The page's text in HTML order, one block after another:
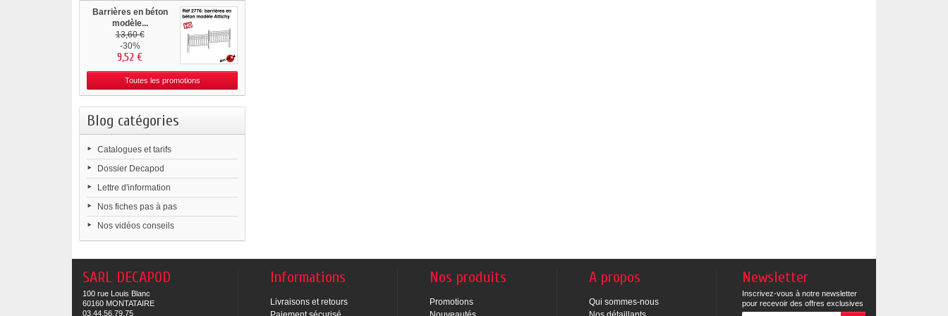
Barrières en béton
modèle...
13,60 €
-30%
9,52 €
Toutes les promotions
Blog catégories
Catalogues et tarifs
Dossier Decapod
Lettre d'information
Nos fiches pas à pas
Nos vidéos conseils
SARL DECAPOD
100 rue Louis Blanc
60160 MONTATAIRE
03.44.56.79.75
Informations
Livraisons et retours
Nos produits
Promotions
A propos
Qui sommes-nous
Newsletter
Inscrivez-vous à notre newsletter
pour recevoir des offres exclusives